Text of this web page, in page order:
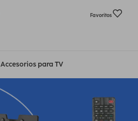
Favoritos
Accesorios para TV